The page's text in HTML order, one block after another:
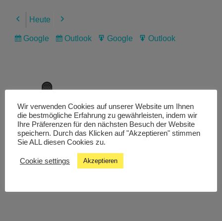
Previous
Heute Next
Subscribe
Google
Subscribe
Outlook
Export
Google
Export
Outlook
Livestream
Studiochat
Wir verwenden Cookies auf unserer Website um Ihnen
die bestmögliche Erfahrung zu gewährleisten, indem wir
Ihre Präferenzen für den nächsten Besuch der Website
speichern. Durch das Klicken auf "Akzeptieren" stimmen
Sie ALL diesen Cookies zu.
Cookie settings Akzeptieren